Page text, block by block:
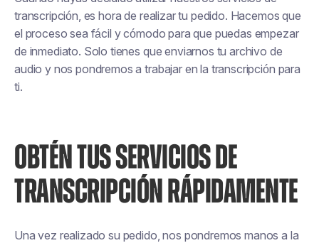
transcripción, es hora de realizar tu pedido. Hacemos que
el proceso sea fácil y cómodo para que puedas empezar
de inmediato. Solo tienes que enviarnos tu archivo de
audio y nos pondremos a trabajar en la transcripción para
ti.
OBTÉN TUS SERVICIOS DE
TRANSCRIPCIÓN RÁPIDAMENTE
Una vez realizado su pedido, nos pondremos manos a la